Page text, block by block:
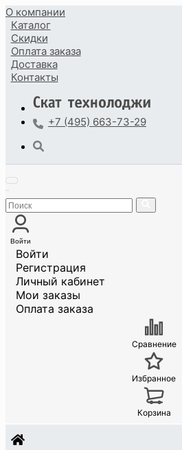
О компании
Каталог
Скидки
Оплата заказа
Доставка
Контакты
+7 (495) 663-73-29
Войти
Войти
Регистрация
Личный кабинет
Мои заказы
Оплата заказа
Сравнение
Избранное
Корзина